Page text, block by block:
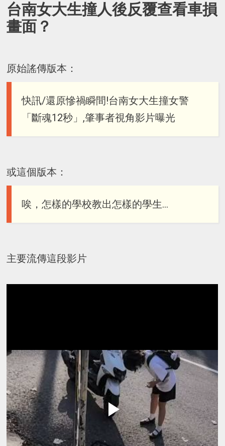
台南女大生撞人後反覆查看車損
畫面？
原始謠傳版本：
快訊/還原慘禍瞬間!台南女大生撞女警
「斷魂12秒」,肇事者視角影片曝光
或這個版本：
唉，怎樣的學校教出怎樣的學生…
主要流傳這段影片